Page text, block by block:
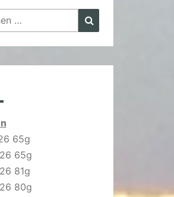
65g
65g
81g
80g